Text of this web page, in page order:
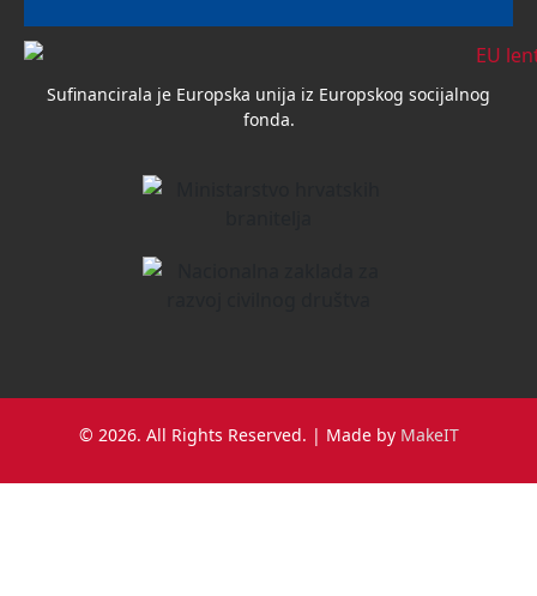
Sufinancirala je Europska unija iz Europskog socijalnog
fonda.
© 2026. All Rights Reserved. | Made by MakeIT